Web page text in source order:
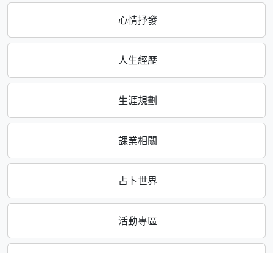
心情抒發
人生經歷
生涯規劃
課業相關
占卜世界
活動專區